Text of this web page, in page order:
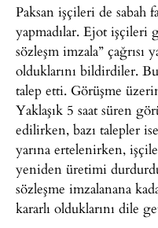
Paksan işçileri de sabah
yapmadılar. Ejot işçileri
sözleşm imzala” çağrısı
olduklarını bildirdiler.
talep etti. Görüşme
Yaklaşık 5 saat süren
edilirken, bazı talepler
yarına ertelenirken,
yeniden üretimi
sözleşme imzalanana
kararlı olduklarını dile